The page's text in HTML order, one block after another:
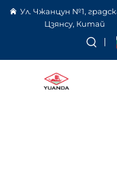
Ул. Чжанцун №1,
Цзянсу, Китай